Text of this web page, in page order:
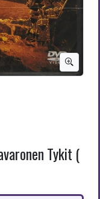
Tykit (